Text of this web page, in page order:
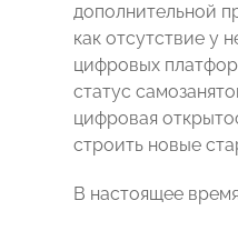
дополнительной
как отсутствие у
цифровых
статус
цифровая
строить новые
В настоящее